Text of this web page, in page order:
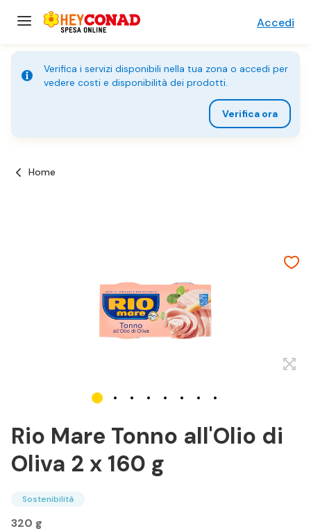
Accedi
Verifica i servizi disponibili nella tua zona o accedi per
vedere costi e disponibilità dei prodotti.
Verifica ora
Home
Rio Mare Tonno all'Olio di
Oliva 2 x 160 g
Sostenibilità
320 g